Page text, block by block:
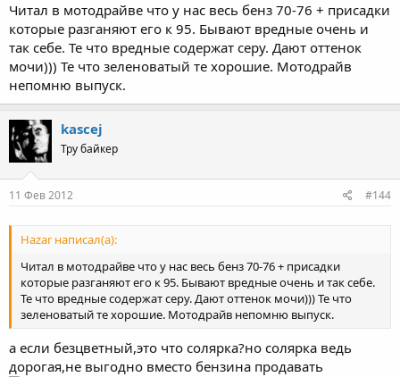
Читал в мотодрайве что у нас весь бенз 70-76 + присадки
которые разганяют его к 95. Бывают вредные очень и
так себе. Те что вредные содержат серу. Дают оттенок
мочи))) Те что зеленоватый те хорошие. Мотодрайв
непомню выпуск.
kascej
Тру байкер
11 Фев 2012 #144
Hazar написал(а):
Читал в мотодрайве что у нас весь бенз 70-76 + присадки
которые разганяют его к 95. Бывают вредные очень и так себе.
Те что вредные содержат серу. Дают оттенок мочи))) Те что
зеленоватый те хорошие. Мотодрайв непомню выпуск.
а если безцветный,это что солярка?но солярка ведь
дорогая,не выгодно вместо бензина продавать